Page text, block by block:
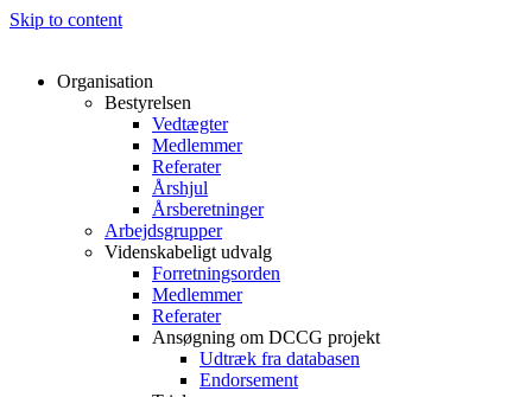
Skip to content
Organisation
Bestyrelsen
Vedtægter
Medlemmer
Referater
Årshjul
Årsberetninger
Arbejdsgrupper
Videnskabeligt udvalg
Forretningsorden
Medlemmer
Referater
Ansøgning om DCCG projekt
Udtræk fra databasen
Endorsement